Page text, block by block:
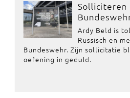
Solliciteren
Ardy Beld is
Russisch en
Bundeswehr. Zijn sollicitatie
oefening in geduld.